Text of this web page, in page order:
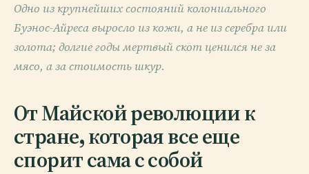
Одно из крупнейших состояний колониального
Буэнос-Айреса выросло из кожи, а не из серебра или
золота; долгие годы мертвый скот ценился не за
мясо, а за стоимость шкур.
От Майской революции к
стране, которая все еще
спорит сама с собой